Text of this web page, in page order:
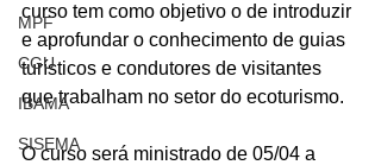
MPF
CGU
IBAMA
SISEMA
curso tem como objetivo o de introduzir
e aprofundar o conhecimento de guias
turísticos e condutores de visitantes
que trabalham no setor do ecoturismo.
O curso será ministrado de 05/04 a